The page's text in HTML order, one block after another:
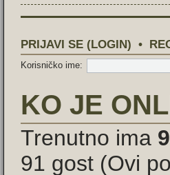
PRIJAVI SE (LOGIN) •
Korisničko ime:
KO JE
Trenutno ima
91 gost (Ovi